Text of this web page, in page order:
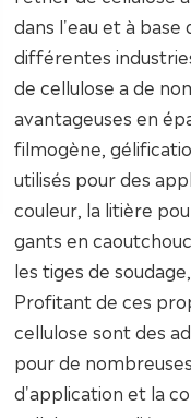
dans l'eau et à base
différentes
de cellulose a de
avantageuses en
filmogène,
utilisés pour des
couleur, la litière
gants en
les tiges de
Profitant de ces
cellulose sont des
pour de
d'application et la